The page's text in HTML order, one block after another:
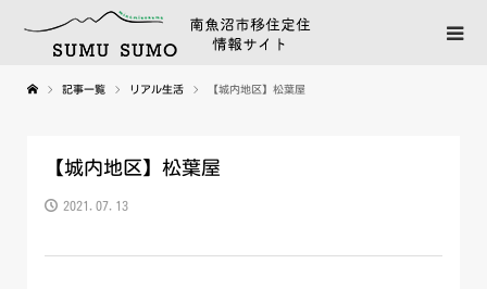
記事一覧 リアル生活 【城内地区】松葉屋
【城内地区】松葉屋
2021.07.13